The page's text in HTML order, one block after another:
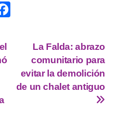
o
La Falda: abrazo
comunitario para
evitar la demolición
de un chalet antiguo